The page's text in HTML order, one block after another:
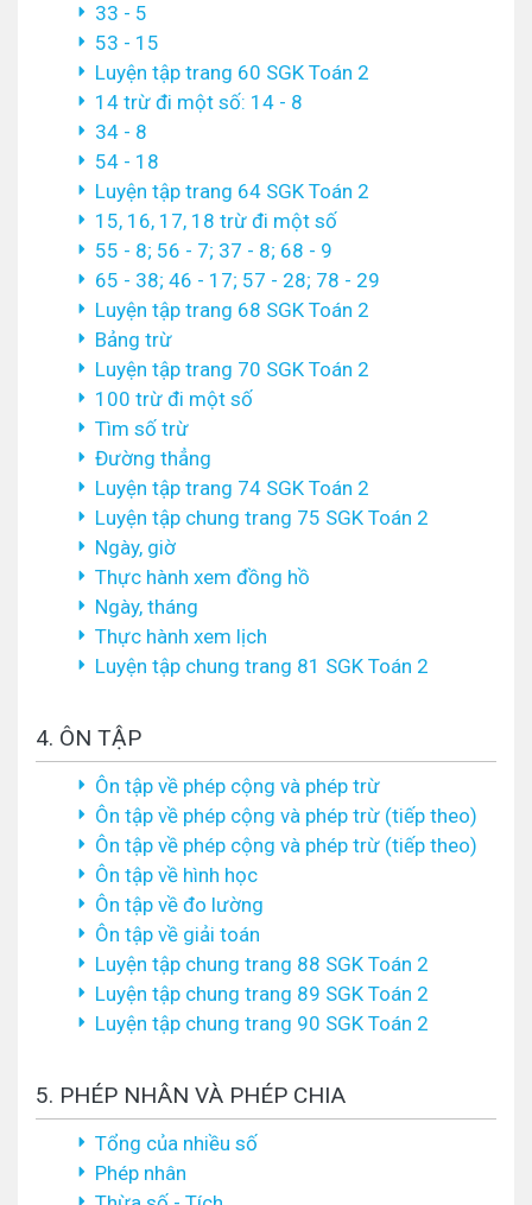
33 - 5
53 - 15
Luyện tập trang 60 SGK Toán 2
14 trừ đi một số: 14 - 8
34 - 8
54 - 18
Luyện tập trang 64 SGK Toán 2
15, 16, 17, 18 trừ đi một số
55 - 8; 56 - 7; 37 - 8; 68 - 9
65 - 38; 46 - 17; 57 - 28; 78 - 29
Luyện tập trang 68 SGK Toán 2
Bảng trừ
Luyện tập trang 70 SGK Toán 2
100 trừ đi một số
Tìm số trừ
Đường thẳng
Luyện tập trang 74 SGK Toán 2
Luyện tập chung trang 75 SGK Toán 2
Ngày, giờ
Thực hành xem đồng hồ
Ngày, tháng
Thực hành xem lịch
Luyện tập chung trang 81 SGK Toán 2
4. ÔN TẬP
Ôn tập về phép cộng và phép trừ
Ôn tập về phép cộng và phép trừ (tiếp theo)
Ôn tập về phép cộng và phép trừ (tiếp theo)
Ôn tập về hình học
Ôn tập về đo lường
Ôn tập về giải toán
Luyện tập chung trang 88 SGK Toán 2
Luyện tập chung trang 89 SGK Toán 2
Luyện tập chung trang 90 SGK Toán 2
5. PHÉP NHÂN VÀ PHÉP CHIA
Tổng của nhiều số
Phép nhân